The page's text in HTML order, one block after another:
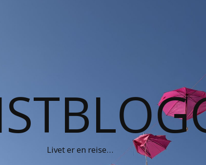
Livet er en reise…